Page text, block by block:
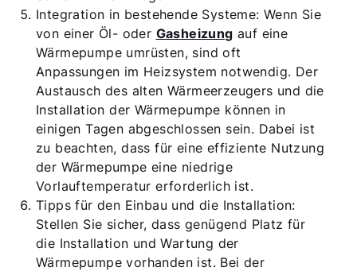
Integration in bestehende Systeme: Wenn Sie
von einer Öl- oder Gasheizung auf eine
Wärmepumpe umrüsten, sind oft
Anpassungen im Heizsystem notwendig. Der
Austausch des alten Wärmeerzeugers und die
Installation der Wärmepumpe können in
einigen Tagen abgeschlossen sein. Dabei ist
zu beachten, dass für eine effiziente Nutzung
der Wärmepumpe eine niedrige
Vorlauftemperatur erforderlich ist.
Tipps für den Einbau und die Installation:
Stellen Sie sicher, dass genügend Platz für
die Installation und Wartung der
Wärmepumpe vorhanden ist. Bei der